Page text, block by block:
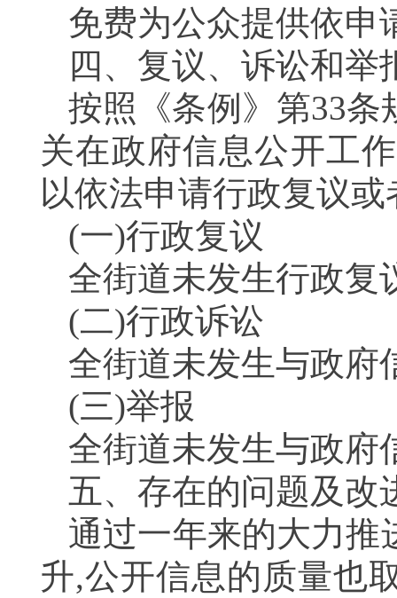
免费为公众提供依申
四、复议、诉讼和举
按照《条例》第33条
关在政府信息公开工
以依法申请行政复议
(一)行政复议
全街道未发生行政复
(二)行政诉讼
全街道未发生与政府
(三)举报
全街道未发生与政府
五、存在的问题及改
通过一年来的大力推
升,公开信息的质量也